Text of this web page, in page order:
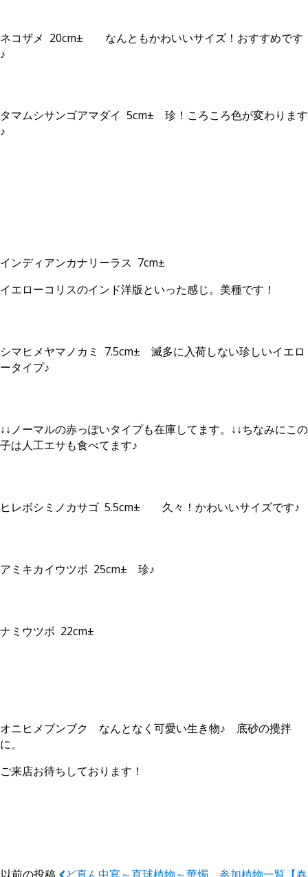
ネコザメ 20cm± なんともかわいいサイズ！おすすめです
♪
タマムシサンゴアマダイ 5cm± 珍！ころころ色が変わります
♪
インディアンカナリーラス 7cm±
イエローコリスのインド洋版といった感じ。美種です！
シマヒメヤマノカミ 7.5cm± 滅多に入荷しない珍しいイエロ
ータイプ♪
↓↓ノーマルの赤っぽいタイプも在庫してます。↓↓ちなみにこの
子は人工エサも食べてます♪
ヒレボシミノカサゴ 5.5cm± 久々！かわいいサイズです♪
アミキカイウツボ 25cm± 珍♪
ナミウツボ 22cm±
オニヒメブンブク なんとなく可愛い生き物♪ 底砂の攪拌
に。
ご来店お待ちしております！